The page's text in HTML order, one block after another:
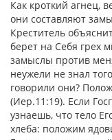
Как кроткий агнец,
они составляют
Креститель
берет на Себя грех
замыслы против
неужели не знал
говорили они?
(Иер.11:19). Если
узнаешь, что тело
хлеба: положим